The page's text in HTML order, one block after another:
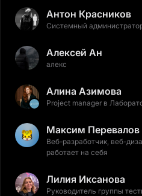
Антон Красников
Системный
Алексей Ан
алекс
Алина Азимова
Project manager в
Максим Перевалов
Веб-разработчик, веб-
работает на себя
Лилия Иксанова
Руководитель группы